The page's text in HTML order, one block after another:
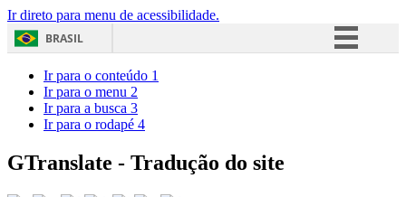
Ir direto para menu de acessibilidade.
BRASIL
Acesso à informação
Ir para o conteúdo 1
Ir para o menu 2
Ir para a busca 3
Ir para o rodapé 4
GTranslate - Tradução do site